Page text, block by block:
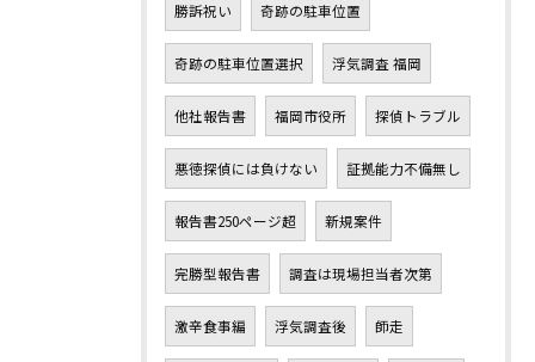
勝訴祝い 奇跡の駐車位置
奇跡の駐車位置選択 浮気調査 福岡
他社報告書 福岡市役所 探偵トラブル
悪徳探偵には負けない 証拠能力不備無し
報告書250ページ超 新規案件
完勝型報告書 調査は現場担当者次第
激辛食事編 浮気調査後 師走